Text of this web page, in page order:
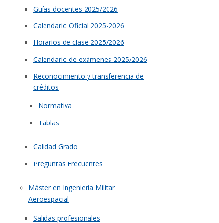
Guías docentes 2025/2026
Calendario Oficial 2025-2026
Horarios de clase 2025/2026
Calendario de exámenes 2025/2026
Reconocimiento y transferencia de
créditos
Normativa
Tablas
Calidad Grado
Preguntas Frecuentes
Máster en Ingeniería Militar
Aeroespacial
Salidas profesionales